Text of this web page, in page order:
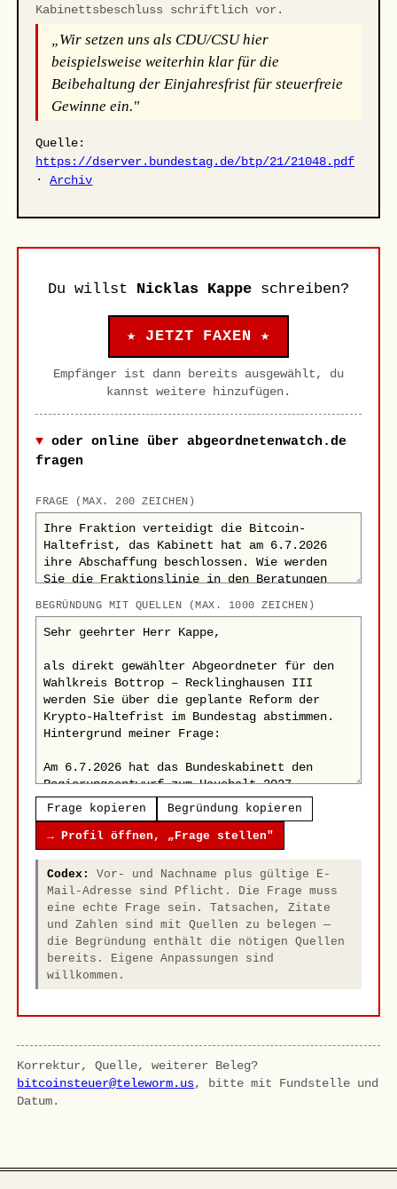
Kabinettsbeschluss schriftlich vor.
„Wir setzen uns als CDU/CSU hier
beispielsweise weiterhin klar für die
Beibehaltung der Einjahresfrist für steuerfreie
Gewinne ein."
Quelle:
https://dserver.bundestag.de/btp/21/21048.pdf
·Archiv
Du willst Nicklas Kappe schreiben?
★ JETZT FAXEN ★
Empfänger ist dann bereits ausgewählt, du
kannst weitere hinzufügen.
oder online über abgeordnetenwatch.de
fragen
FRAGE (MAX. 200 ZEICHEN)
BEGRÜNDUNG MIT QUELLEN (MAX. 1000 ZEICHEN)
Frage kopieren Begründung kopieren
→ Profil öffnen, „Frage stellen"
Codex:
Vor- und Nachname plus gültige E-
Mail-Adresse sind Pflicht. Die Frage muss
eine echte Frage sein. Tatsachen, Zitate
und Zahlen sind mit Quellen zu belegen —
die Begründung enthält die nötigen Quellen
bereits. Eigene Anpassungen sind
willkommen.
Korrektur, Quelle, weiterer Beleg?
bitcoinsteuer@teleworm.us, bitte mit Fundstelle und
Datum.